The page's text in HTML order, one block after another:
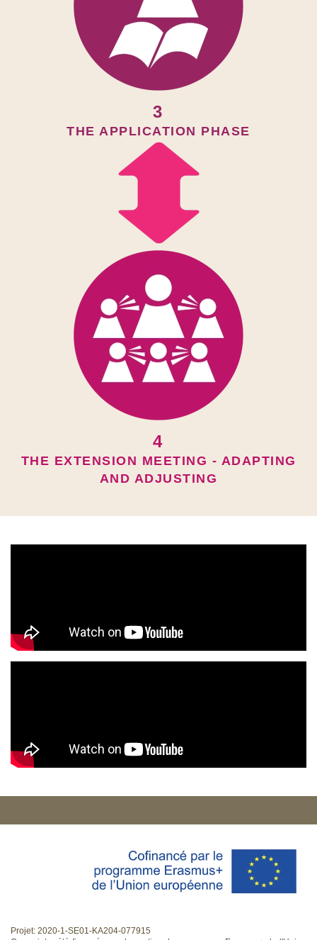
3
THE APPLICATION PHASE
4
THE EXTENSION MEETING - ADAPTING
AND ADJUSTING
Projet: 2020-1-SE01-KA204-077915